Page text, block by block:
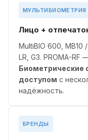
МУЛЬТИБИОМЕТРИЯ
Лицо +
MultiBIO 600, MB10
LR, G3. PROMA-RF
Биометрические
доступом с
надёжность.
БРЕНДЫ